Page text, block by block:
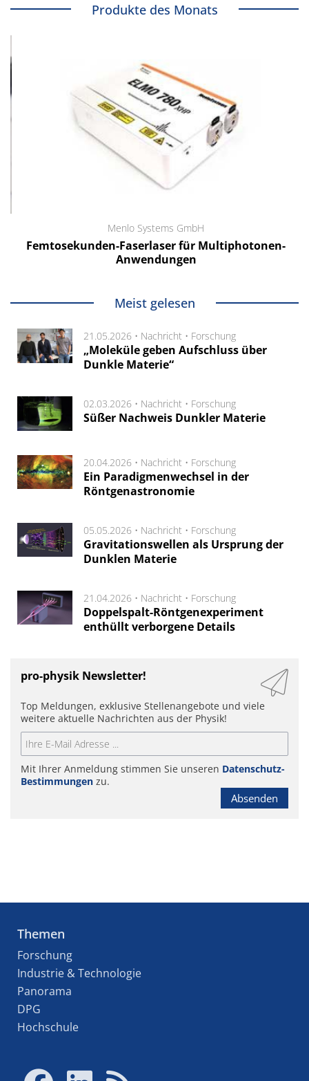
Produkte des Monats
Menlo Systems GmbH
Femtosekunden-Faserlaser für Multiphotonen-
Anwendungen
Meist gelesen
21.05.2026 • Nachricht • Forschung
„Moleküle geben Aufschluss über
Dunkle Materie“
02.03.2026 • Nachricht • Forschung
Süßer Nachweis Dunkler Materie
20.04.2026 • Nachricht • Forschung
Ein Paradigmenwechsel in der
Röntgenastronomie
05.05.2026 • Nachricht • Forschung
Gravitationswellen als Ursprung der
Dunklen Materie
21.04.2026 • Nachricht • Forschung
Doppelspalt-Röntgenexperiment
enthüllt verborgene Details
pro-physik Newsletter!
Top Meldungen, exklusive Stellenangebote und viele
weitere aktuelle Nachrichten aus der Physik!
Mit Ihrer Anmeldung stimmen Sie unseren Datenschutz-
Bestimmungen zu.
Absenden
Themen
Forschung
Industrie & Technologie
Panorama
DPG
Hochschule